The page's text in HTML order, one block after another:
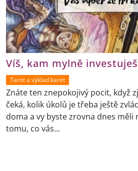
Víš, kam mylně
Tarot a výklad karet
Znáte ten znepokojivý pocit, když
čeká, kolik úkolů je třeba ještě
doma a vy byste zrovna dnes měli
tomu, co vás...